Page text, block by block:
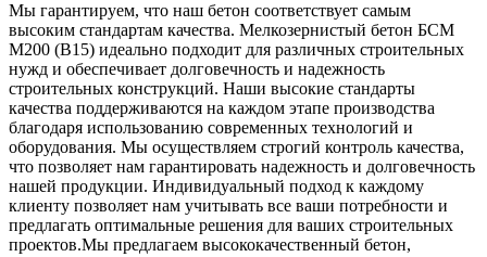
Мы гарантируем, что наш бетон соответствует самым
высоким стандартам качества. Мелкозернистый бетон БСМ
М200 (В15) идеально подходит для различных строительных
нужд и обеспечивает долговечность и надежность
строительных конструкций. Наши высокие стандарты
качества поддерживаются на каждом этапе производства
благодаря использованию современных технологий и
оборудования. Мы осуществляем строгий контроль качества,
что позволяет нам гарантировать надежность и долговечность
нашей продукции. Индивидуальный подход к каждому
клиенту позволяет нам учитывать все ваши потребности и
предлагать оптимальные решения для ваших строительных
проектов.Мы предлагаем высококачественный бетон,